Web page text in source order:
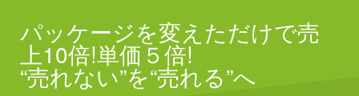
パッケージを変えただけで売
上10倍!単価５倍!
“売れない”を“売れる”へ